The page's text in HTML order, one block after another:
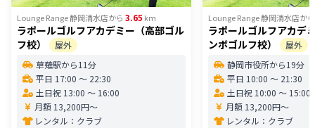
Lounge Range 静岡清水店から 3.65 km
ラポールゴルフアカデミー（高部ゴル
フ校）
屋外
草薙駅から11分
平日 17:00 〜 22:30
土日祝 13:00 〜 16:00
月額 13,200円〜
レンタル： クラブ
Lounge Range 静岡清水店から
ラポールゴルフアカデ
ンボゴルフ校）
屋外
静岡市役所から19分
平日 10:00 〜 21:30
土日祝 10:00 〜 15:00
月額 13,200円〜
レンタル： クラブ